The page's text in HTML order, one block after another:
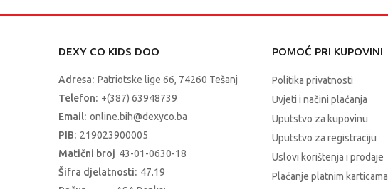
DEXY CO KIDS DOO
Adresa: Patriotske lige 66, 74260 Tešanj
Telefon: +(387) 63948739
Email: online.bih@dexyco.ba
PIB: 219023900005
Matični broj 43-01-0630-18
Šifra djelatnosti: 47.19
POMOĆ PRI KUPOVINI
Politika privatnosti
Uvjeti i načini plaćanja
Uputstvo za kupovinu
Uputstvo za registraciju
Uslovi korištenja i prodaje
Plaćanje platnim karticama